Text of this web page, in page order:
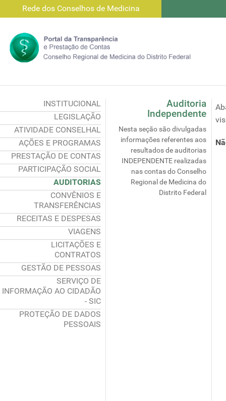
Rede dos Conselhos de Medicina
INSTITUCIONAL
LEGISLAÇÃO
ATIVIDADE CONSELHAL
AÇÕES E PROGRAMAS
PRESTAÇÃO DE CONTAS
PARTICIPAÇÃO SOCIAL
AUDITORIAS
CONVÊNIOS E
TRANSFERÊNCIAS
RECEITAS E DESPESAS
VIAGENS
LICITAÇÕES E
CONTRATOS
GESTÃO DE PESSOAS
SERVIÇO DE
INFORMAÇÃO AO CIDADÃO
- SIC
PROTEÇÃO DE DADOS
PESSOAIS
Auditoria
Independente
Nesta seção são divulgadas
informações referentes aos
resultados de auditorias
INDEPENDENTE realizadas
nas contas do Conselho
Regional de Medicina do
Distrito Federal